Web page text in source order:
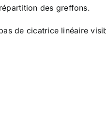
des greffons.
de cicatrice linéaire